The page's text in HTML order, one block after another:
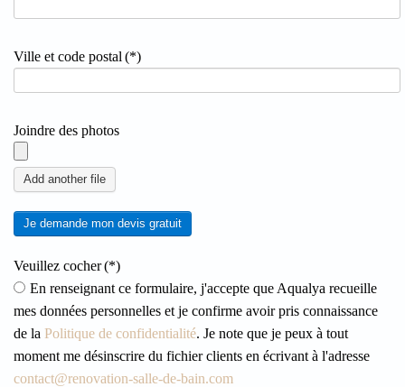
Ville et code postal (*)
Joindre des photos
Add another file
Je demande mon devis gratuit
Veuillez cocher(*)
En renseignant ce formulaire, j'accepte que Aqualya recueille
mes données personnelles et je confirme avoir pris connaissance
de la Politique de confidentialité. Je note que je peux à tout
moment me désinscrire du fichier clients en écrivant à l'adresse
contact@renovation-salle-de-bain.com